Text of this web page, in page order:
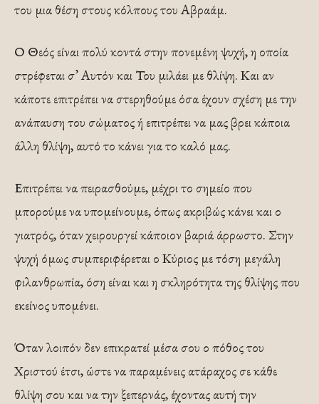
του μια θέση στους κόλπους του Αβραάμ.
Ο Θεός είναι πολύ κοντά στην πονεμένη ψυχή, η οποία
στρέφεται σ’ Αυτόν και Του μιλάει με θλίψη. Και αν
κάποτε επιτρέπει να στερηθούμε όσα έχουν σχέση με την
ανάπαυση του σώματος ή επιτρέπει να μας βρει κάποια
άλλη θλίψη, αυτό το κάνει για το καλό μας.
Επιτρέπει να πειρασθούμε, μέχρι το σημείο που
μπορούμε να υπομείνουμε, όπως ακριβώς κάνει και ο
γιατρός, όταν χειρουργεί κάποιον βα­ριά άρρωστο. Στην
ψυχή όμως συμπεριφέρεται ο Κύριος με τόση μεγάλη
φιλανθρωπία, όση είναι και η σκληρότητα της θλίψης που
εκείνος υπομένει.
Όταν λοιπόν δεν επικρατεί μέσα σου ο πόθος του
Χριστού έτσι, ώστε να παραμένεις ατάραχος σε κάθε
θλίψη σου και να την ξεπερνάς, έχοντας αυτή την